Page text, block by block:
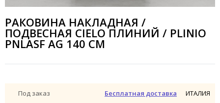
РАКОВИНА НАКЛАДНАЯ /
ПОДВЕСНАЯ CIELO ПЛИНИЙ / PLINIO
PNLASF AG 140 СМ
Под заказ
Бесплатная доставка
ИТАЛИЯ